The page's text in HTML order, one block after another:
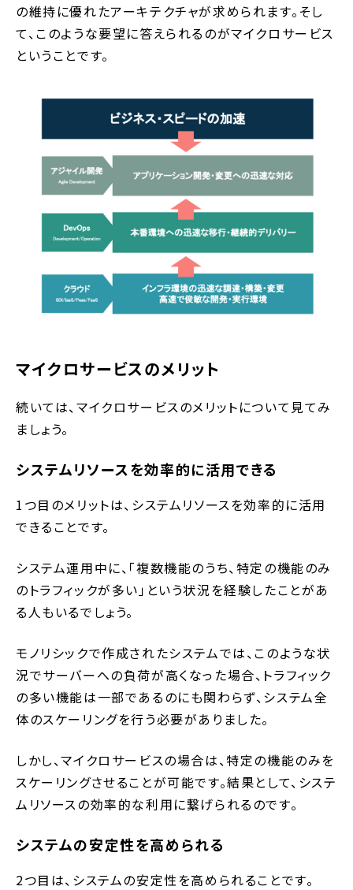
の維持に優れたアーキテクチャが求められます。そし
て、このような要望に答えられるのがマイクロサービス
ということです。
マイクロサービスのメリット
続いては、マイクロサービスのメリットについて見てみ
ましょう。
システムリソースを効率的に活用できる
1つ目のメリットは、システムリソースを効率的に活用
できることです。
システム運用中に、「複数機能のうち、特定の機能のみ
のトラフィックが多い」という状況を経験したことがあ
る人もいるでしょう。
モノリシックで作成されたシステムでは、このような状
況でサーバーへの負荷が高くなった場合、トラフィック
の多い機能は一部であるのにも関わらず、システム全
体のスケーリングを行う必要がありました。
しかし、マイクロサービスの場合は、特定の機能のみを
スケーリングさせることが可能です。結果として、システ
ムリソースの効率的な利用に繋げられるのです。
システムの安定性を高められる
2つ目は、システムの安定性を高められることです。